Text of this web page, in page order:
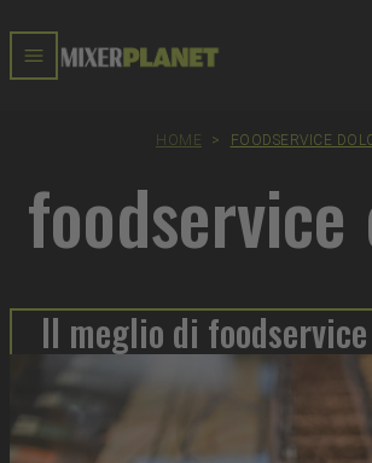
HOME > FOODSERVICE
foodservice
Il meglio di